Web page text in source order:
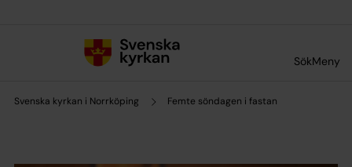
SökMeny
Svenska kyrkan i Norrköping Femte söndagen i fastan